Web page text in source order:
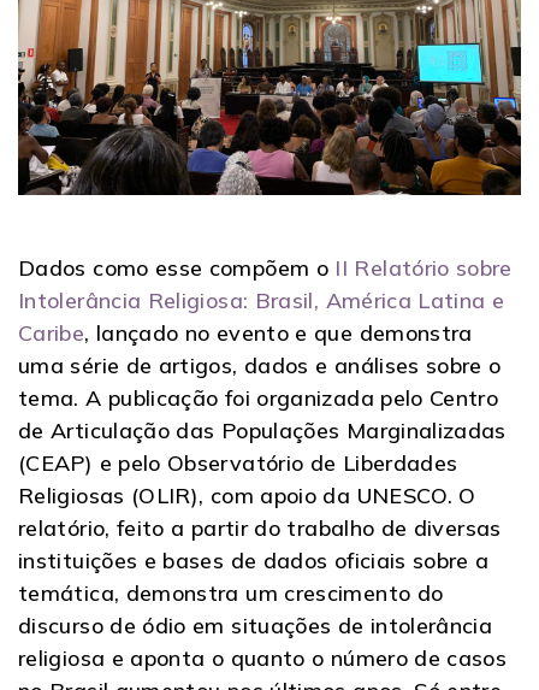
Dados como esse compõem o II Relatório sobre
Intolerância Religiosa: Brasil, América Latina e
Caribe, lançado no evento e que demonstra
uma série de artigos, dados e análises sobre o
tema. A publicação foi organizada pelo Centro
de Articulação das Populações Marginalizadas
(CEAP) e pelo Observatório de Liberdades
Religiosas (OLIR), com apoio da UNESCO. O
relatório, feito a partir do trabalho de diversas
instituições e bases de dados oficiais sobre a
temática, demonstra um crescimento do
discurso de ódio em situações de intolerância
religiosa e aponta o quanto o número de casos